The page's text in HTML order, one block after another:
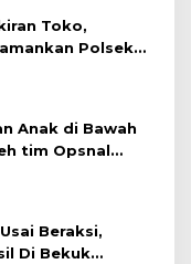
Toko,
Polsek
Anak di Bawah
tim Opsnal
Siak-Polda Riau
Beraksi,
Di Bekuk